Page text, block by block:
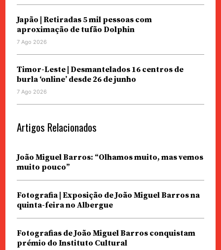
Japão | Retiradas 5 mil pessoas com
aproximação de tufão Dolphin
7 Ago 2026
Timor-Leste | Desmantelados 16 centros de
burla ‘online’ desde 26 de junho
7 Ago 2026
Artigos Relacionados
João Miguel Barros: “Olhamos muito, mas vemos
muito pouco”
Fotografia | Exposição de João Miguel Barros na
quinta-feira no Albergue
Fotografias de João Miguel Barros conquistam
prémio do Instituto Cultural